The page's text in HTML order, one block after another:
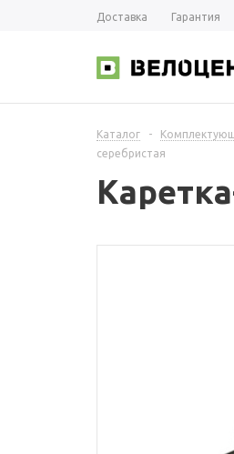
Доставка Гарантия
Каталог -
серебристая